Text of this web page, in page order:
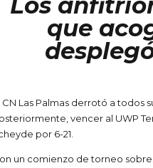
Los
que
CN Las Palmas derrotó a todos
vencer al UWP
por 6-21.
un comienzo de torneo